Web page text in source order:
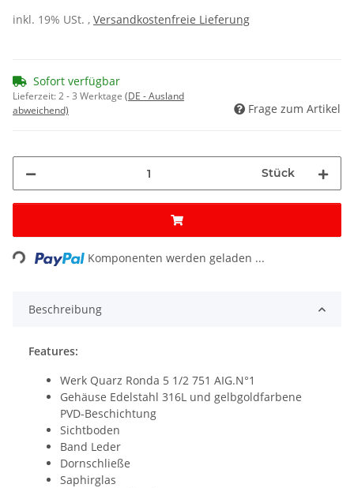
inkl. 19% USt. , Versandkostenfreie Lieferung
Sofort verfügbar
Lieferzeit:2 - 3 Werktage (DE - Ausland
abweichend)
Frage zum Artikel
Stück
Komponenten werden geladen ...
Beschreibung
Features:
Werk Quarz Ronda 5 1/2 751 AIG.N°1
Gehäuse Edelstahl 316L und gelbgoldfarbene
PVD-Beschichtung
Sichtboden
Band Leder
Dornschließe
Saphirglas